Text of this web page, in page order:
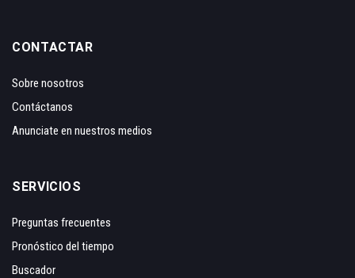
CONTACTAR
Sobre nosotros
Contáctanos
Anunciate en nuestros medios
SERVICIOS
Preguntas frecuentes
Pronóstico del tiempo
Buscador